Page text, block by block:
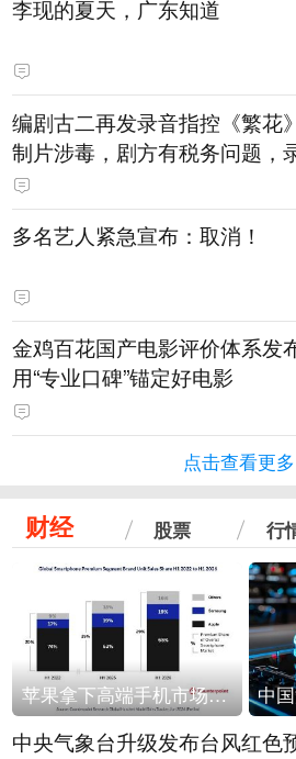
李现的夏天，广东知道
编剧古二再发录音指控《繁花
制片涉毒，剧方有税务问题，
中王家卫称“一点够了，要不然
出事”
多名艺人紧急宣布：取消！
金鸡百花国产电影评价体系发
用“专业口碑”锚定好电影
点击查看更多
财经 股票 行
苹果拿下高端手机市场65%的份额：iPhone 17系列功不可没
中央气象台升级发布台风红色